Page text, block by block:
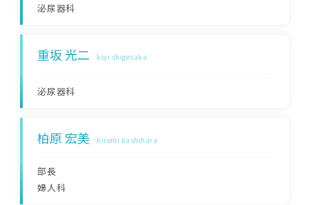
泌尿器科
重坂 光二 koji shigesaka
泌尿器科
柏原 宏美 hiromi kashihara
部長
婦人科